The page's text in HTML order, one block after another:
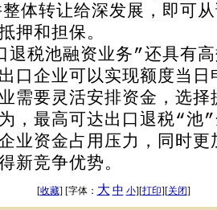
体转让给深发展，即可
押和担保。
税池融资业务”还具有高
口企业可以实现额度当日
需要灵活安排资金，选择
，最高可达出口退税“池
业资金占用压力，同时
新竞争优势。
[收藏] [字体： 大 中 小][打印][关闭]